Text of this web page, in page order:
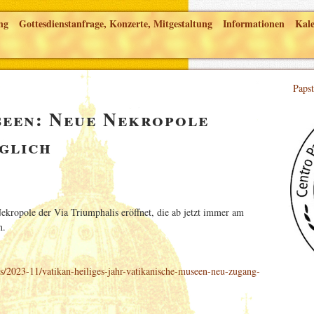
Gottesdienstanfrage, Konzerte, Mitgestaltung Informationen
Neue Nekropole
der Via Triumphalis eröffnet, die ab jetzt immer am
11/vatikan-heiliges-jahr-vatikanische-museen-neu-zugang-